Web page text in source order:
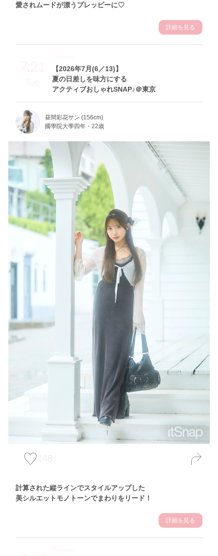
愛されムードが漂うプレッピーに♡
詳細を見る
7.21
Tue
【2026年7月(6／13)】
夏の日差しを味方にする
アクティブおしゃれSNAP♪＠東京
Theme
昼間彩花サン (156cm)
國學院大學四年・22歳
148
計算された縦ラインでスタイルアップした
美シルエットモノトーンでまわりをリード！
詳細を見る
Theme